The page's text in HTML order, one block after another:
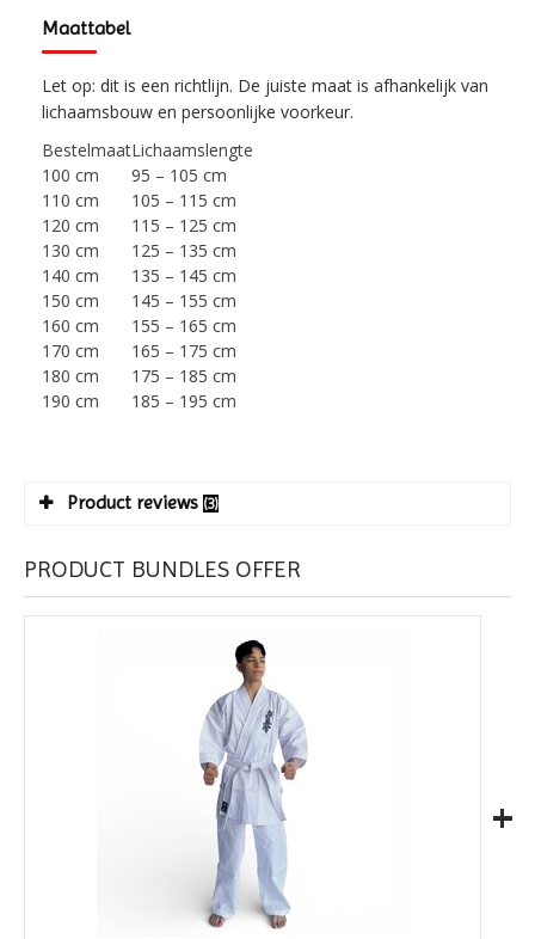
Maattabel
Let op: dit is een richtlijn. De juiste maat is afhankelijk van
lichaamsbouw en persoonlijke voorkeur.
BestelmaatLichaamslengte
100 cm
95 – 105 cm
110 cm
105 – 115 cm
120 cm
115 – 125 cm
130 cm
125 – 135 cm
140 cm
135 – 145 cm
150 cm
145 – 155 cm
160 cm
155 – 165 cm
170 cm
165 – 175 cm
180 cm
175 – 185 cm
190 cm
185 – 195 cm
Product reviews (3)
PRODUCT BUNDLES OFFER